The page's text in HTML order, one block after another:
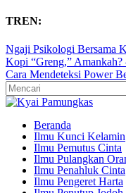
TREN:
Ngaji Psikologi Bersama
Kopi “Greng,” Amankah?
Cara Mendeteksi Power
Beranda
Ilmu Kunci Kelamin
Ilmu Pemutus Cinta
Ilmu Pulangkan
Ilmu Penahluk Cinta
Ilmu Pengeret Harta